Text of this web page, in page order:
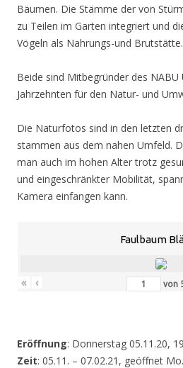
Bäumen. Die Stämme der von
zu Teilen im Garten integriert und
Vögeln als Nahrungs-und Brutstätte.
Beide sind Mitbegründer des
Jahrzehnten für den Natur- und
Die Naturfotos sind in den letzten
stammen aus dem nahen Umfeld.
man auch im hohen Alter trotz
und eingeschränkter Mobilität,
Kamera einfangen kann.
Faulbaum
« ‹ von
Eröffnung: Donnerstag 05.11.20,
Zeit: 05.11. – 07.02.21, geöffnet